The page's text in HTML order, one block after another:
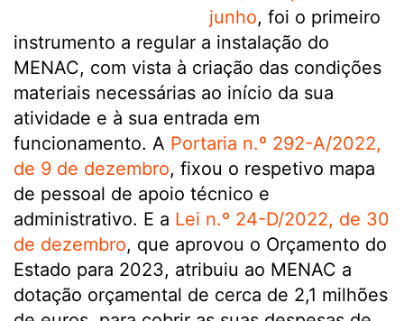
junho, foi o primeiro
instrumento a regular a instalação do
MENAC, com vista à criação das condições
materiais necessárias ao início da sua
atividade e à sua entrada em
funcionamento. A Portaria n.º 292-A/2022,
de 9 de dezembro, fixou o respetivo mapa
de pessoal de apoio técnico e
administrativo. E a Lei n.º 24-D/2022, de 30
de dezembro, que aprovou o Orçamento do
Estado para 2023, atribuiu ao MENAC a
dotação orçamental de cerca de 2,1 milhões